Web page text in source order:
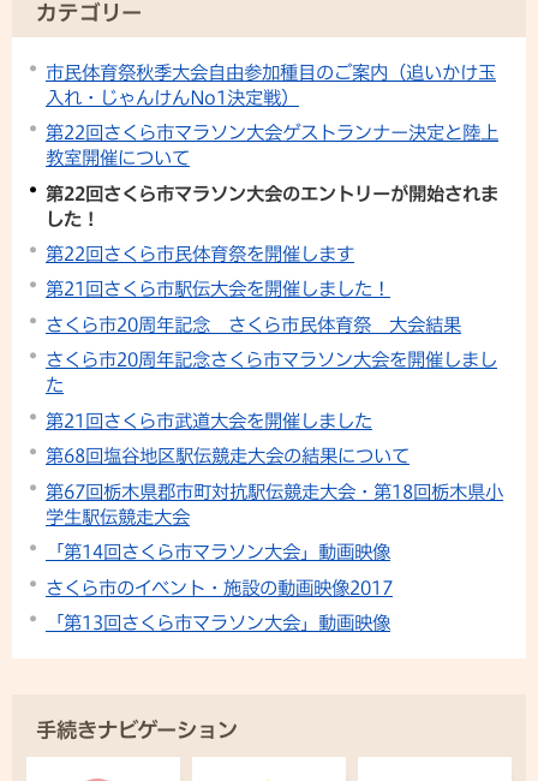
カテゴリー
市民体育祭秋季大会自由参加種目のご案内（追いかけ玉
入れ・じゃんけんNo1決定戦）
第22回さくら市マラソン大会ゲストランナー決定と陸上
教室開催について
第22回さくら市マラソン大会のエントリーが開始されま
した！
第22回さくら市民体育祭を開催します
第21回さくら市駅伝大会を開催しました！
さくら市20周年記念 さくら市民体育祭 大会結果
さくら市20周年記念さくら市マラソン大会を開催しまし
た
第21回さくら市武道大会を開催しました
第68回塩谷地区駅伝競走大会の結果について
第67回栃木県郡市町対抗駅伝競走大会・第18回栃木県小
学生駅伝競走大会
「第14回さくら市マラソン大会」動画映像
さくら市のイベント・施設の動画映像2017
「第13回さくら市マラソン大会」動画映像
手続きナビゲーション